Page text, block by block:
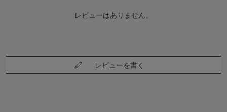
レビューはありません。
レビューを書く